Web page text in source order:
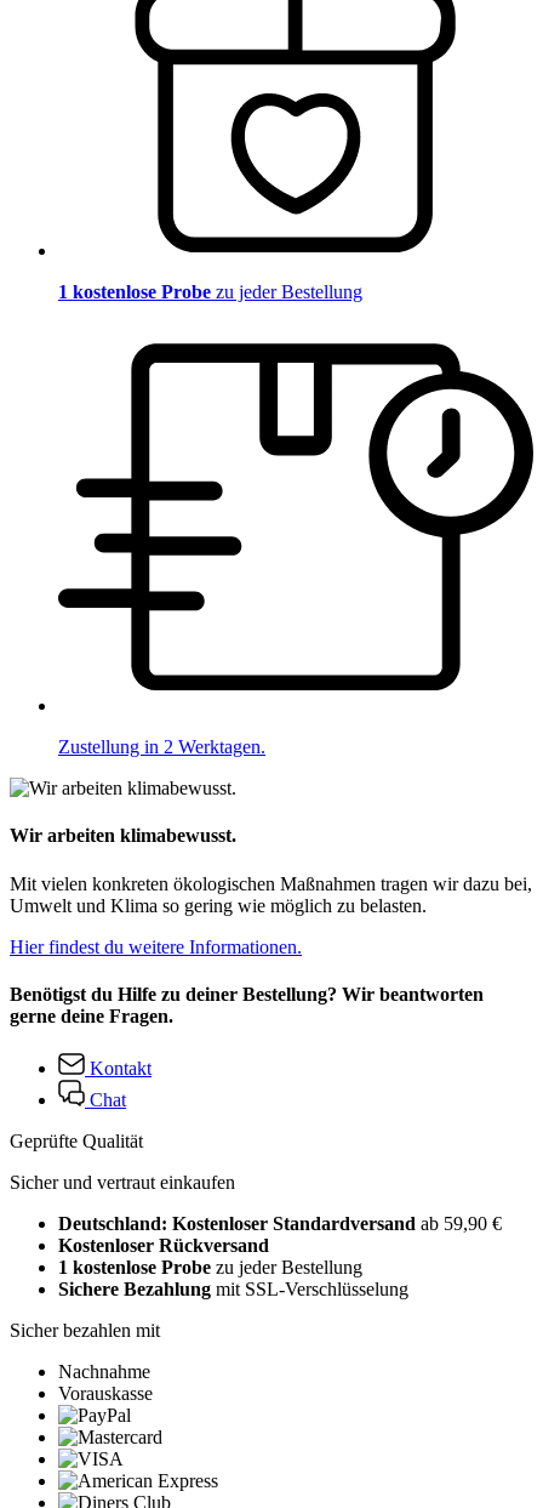
1 kostenlose Probe zu jeder Bestellung
Zustellung in 2 Werktagen.
Wir arbeiten klimabewusst.
Mit vielen konkreten ökologischen Maßnahmen tragen wir dazu bei,
Umwelt und Klima so gering wie möglich zu belasten.
Hier findest du weitere Informationen.
Benötigst du Hilfe zu deiner Bestellung? Wir beantworten
gerne deine Fragen.
Kontakt
Chat
Geprüfte Qualität
Sicher und vertraut einkaufen
Deutschland: Kostenloser Standardversand ab 59,90 €
Kostenloser Rückversand
1 kostenlose Probe zu jeder Bestellung
Sichere Bezahlung mit SSL-Verschlüsselung
Sicher bezahlen mit
Nachnahme
Vorauskasse